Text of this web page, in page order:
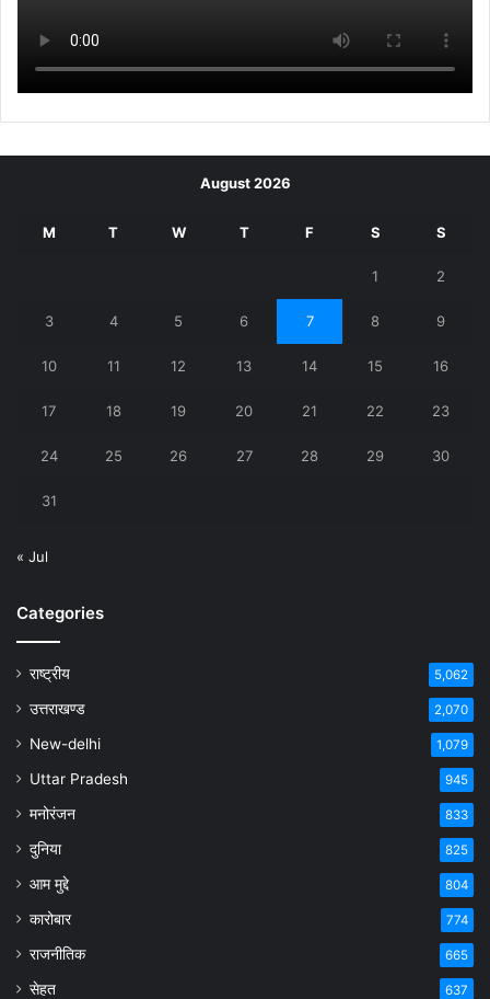
August 2026
M T W T F S S
1 2
3 4 5 6 7 8 9
10 11 12 13 14 15 16
17 18 19 20 21 22 23
24 25 26 27 28 29 30
31
« Jul
Categories
राष्ट्रीय 5,062
उत्तराखण्ड 2,070
New-delhi 1,079
Uttar Pradesh 945
मनोरंजन 833
दुनिया 825
आम मुद्दे 804
कारोबार 774
राजनीतिक 665
सेहत 637